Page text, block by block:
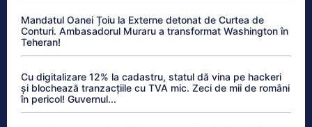
Mandatul Oanei Țoiu la Externe detonat de Curtea de
Conturi. Ambasadorul Muraru a transformat Washington în
Teheran!
Cu digitalizare 12% la cadastru, statul dă vina pe hackeri
și blochează tranzacțiile cu TVA mic. Zeci de mii de români
în pericol! Guvernul...